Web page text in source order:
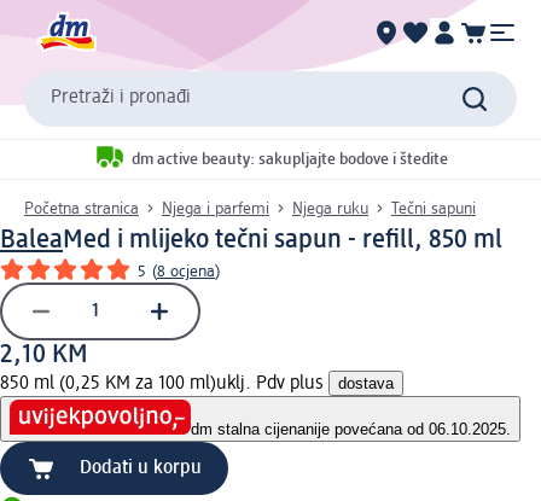
Pretraži i pronađi
dm active beauty: sakupljajte bodove i štedite
Početna stranica Njega i parfemi Njega ruku Tečni sapuni
BaleaMed i mlijeko tečni sapun - refill, 850 ml
5 (8 ocjena)
2,10 KM
850 ml (0,25 KM za 100 ml)uklj. Pdv plus dostava
dm stalna cijenanije povećana od 06.10.2025.
Dodati u korpu